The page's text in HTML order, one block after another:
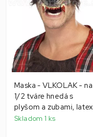
Maska - VLKOLAK - na
1/2 tváre hnedá s
plyšom a zubami, latex
Skladom 1 ks